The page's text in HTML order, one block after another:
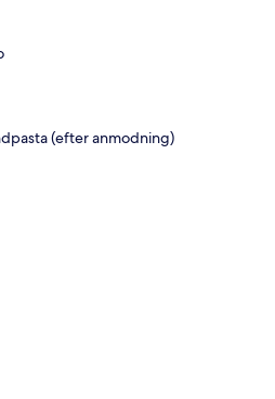
(efter anmodning)